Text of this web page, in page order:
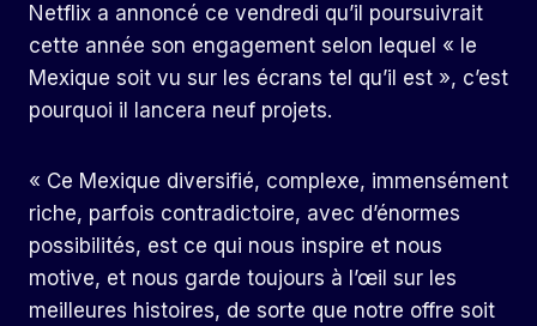
Netflix a annoncé ce vendredi qu’il poursuivrait
cette année son engagement selon lequel « le
Mexique soit vu sur les écrans tel qu’il est », c’est
pourquoi il lancera neuf projets.
« Ce Mexique diversifié, complexe, immensément
riche, parfois contradictoire, avec d’énormes
possibilités, est ce qui nous inspire et nous
motive, et nous garde toujours à l’œil sur les
meilleures histoires, de sorte que notre offre soit